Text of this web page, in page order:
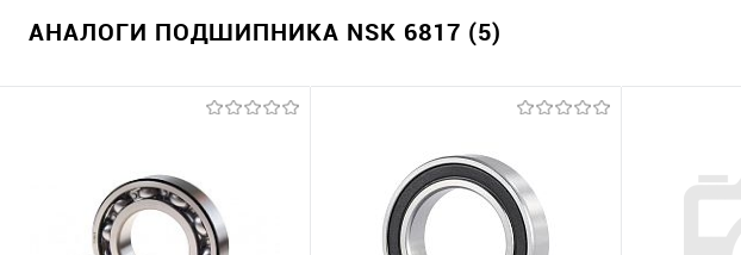
АНАЛОГИ ПОДШИПНИКА NSK 6817 (5)